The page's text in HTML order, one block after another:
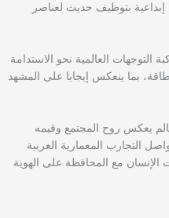
بتوظيف حديث لعناصر
التوجهات العالمية نحو الاستدامة
بما ينعكس إيجابا على المشهد
يعكس روح المجتمع وقيمه
التجارب المعمارية العربية
الإنسان مع المحافظة على الهوية